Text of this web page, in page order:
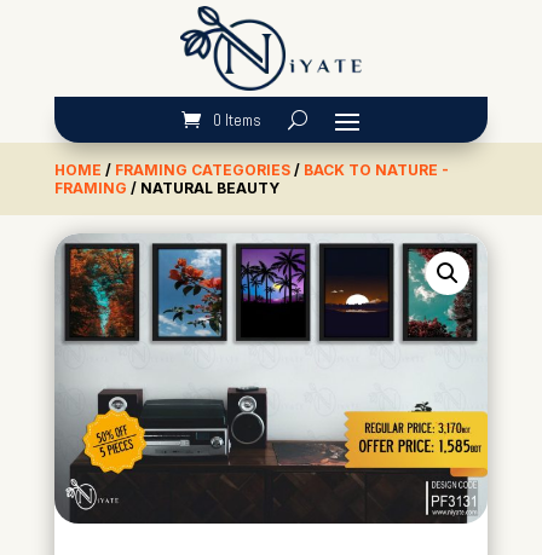
0 Items
HOME / FRAMING CATEGORIES/ BACK TO NATURE -
FRAMING / NATURAL BEAUTY